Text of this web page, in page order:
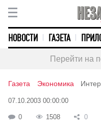
НОВОСТИ ГАЗЕТА
Перейти на
Газета Экономика
07.10.2003 00:00:00
0 1508 0